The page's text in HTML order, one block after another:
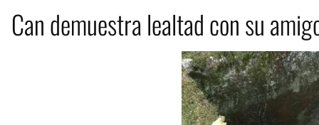
Can demuestra lealtad con su